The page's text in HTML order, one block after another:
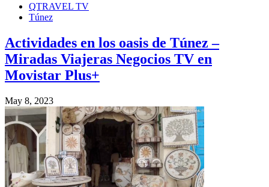
QTRAVEL TV
Túnez
Actividades en los oasis de Túnez –
Miradas Viajeras Negocios TV en
Movistar Plus+
May 8, 2023